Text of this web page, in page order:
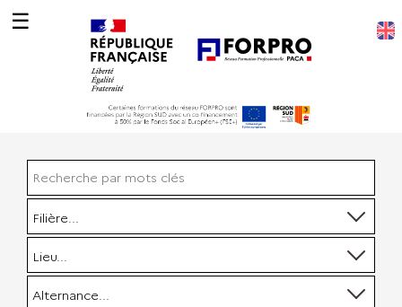
☰
Filière...
Lieu...
Alternance...